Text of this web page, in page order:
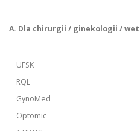
A. Dla chirurgii / ginekologii /
UFSK
RQL
GynoMed
Optomic